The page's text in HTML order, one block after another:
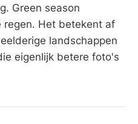
Green season
regen. Het betekent af
landschappen
eigenlijk betere foto's